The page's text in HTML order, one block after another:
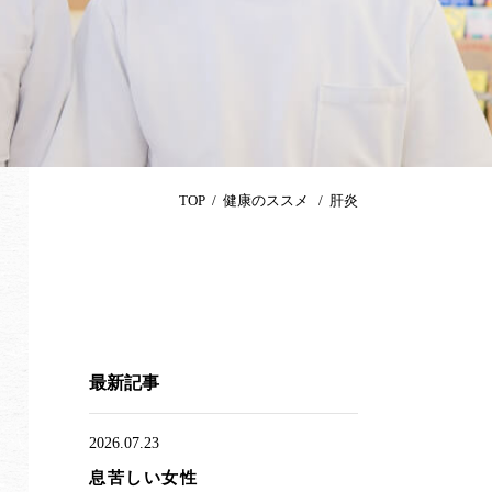
TOP 健康のススメ 肝炎
最新記事
2026.07.23
息苦しい女性